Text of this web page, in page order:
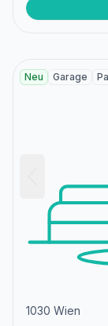
Neu Garage
1030 Wien